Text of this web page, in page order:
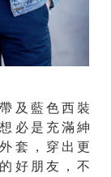
及藍色西裝
必是充滿紳
套，穿出更
好朋友，不